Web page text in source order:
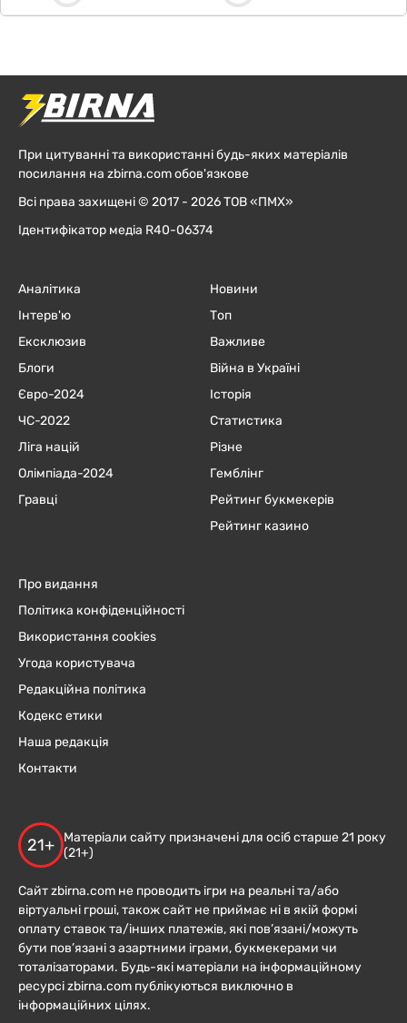
При цитуванні та використанні будь-яких матеріалів
посилання на zbirna.com обов'язкове
Всі права захищені © 2017 - 2026 ТОВ «ПМХ»
Ідентифікатор медіа R40-06374
Аналітика
Інтерв'ю
Ексклюзив
Блоги
Євро-2024
ЧC-2022
Ліга націй
Олімпіада-2024
Гравці
Новини
Топ
Важливе
Війна в Україні
Історія
Статистика
Різне
Гемблінг
Рейтинг букмекерів
Рейтинг казино
Про видання
Політика конфіденційності
Використання cookies
Угода користувача
Редакційна політика
Кодекс етики
Наша редакція
Контакти
21+
Матеріали сайту призначені для осіб старше 21 року
(21+)
Сайт zbirna.com не проводить ігри на реальні та/або
віртуальні гроші, також сайт не приймає ні в якій формі
оплату ставок та/інших платежів, які пов’язані/можуть
бути пов’язані з азартними іграми, букмекерами чи
тоталізаторами. Будь-які матеріали на інформаційному
ресурсі zbirna.com публікуються виключно в
інформаційних цілях.